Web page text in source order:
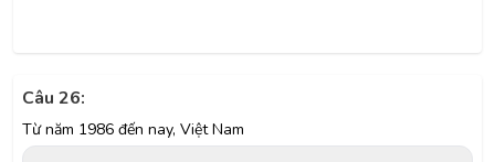
Câu 26:
Từ năm 1986 đến nay, Việt Nam